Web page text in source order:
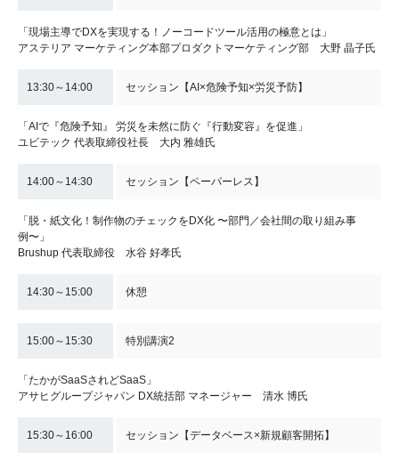
「現場主導でDXを実現する！ノーコードツール活用の極意とは」
アステリア マーケティング本部プロダクトマーケティング部 大野 晶子氏
13:30～14:00 セッション【AI×危険予知×労災予防】
「AIで『危険予知』 労災を未然に防ぐ『行動変容』を促進」
ユビテック 代表取締役社長 大内 雅雄氏
14:00～14:30 セッション【ペーパーレス】
「脱・紙文化！制作物のチェックをDX化 〜部門／会社間の取り組み事
例〜」
Brushup 代表取締役 水谷 好孝氏
14:30～15:00 休憩
15:00～15:30 特別講演2
「たかがSaaSされどSaaS」
アサヒグループジャパン DX統括部 マネージャー 清水 博氏
15:30～16:00 セッション【データベース×新規顧客開拓】